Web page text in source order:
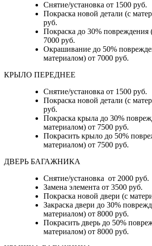
Снятие/установка от 1500 руб.
Покраска новой детали (с
руб.
Покраска до 30% повреждения
7000 руб.
Окрашивание до 50%
материалом) от 7000 руб.
КРЫЛО ПЕРЕДНЕЕ
Снятие/установка от 1500 руб.
Покраска новой детали (с
руб.
Покраска крыла до 30%
материалом) от 7500 руб.
Покрасить крыло до 50%
материалом) от 7500 руб.
ДВЕРЬ БАГАЖНИКА
Снятие/установка от 2000 руб.
Замена элемента от 3500 руб.
Покраска новой двери (с
Закраска двери до 30%
материалом) от 8000 руб.
Покрасить дверь до 50%
материалом) от 8000 руб.